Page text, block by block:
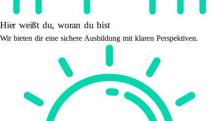
Hier weißt du, woran du bist
Wir bieten dir eine sichere Ausbildung mit klaren Perspektiven.